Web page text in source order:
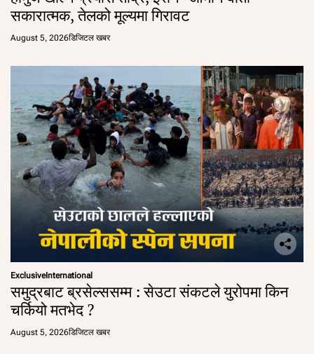
सकारात्मक, तेलको मूल्यमा गिरावट
August 5, 2026डिजिटल खबर
ExclusiveInternational
समुद्रबाट ब्रसेल्ससम्म : सेउटा संकटले युरोपमा किन
चर्कियो मतभेद ?
August 5, 2026डिजिटल खबर